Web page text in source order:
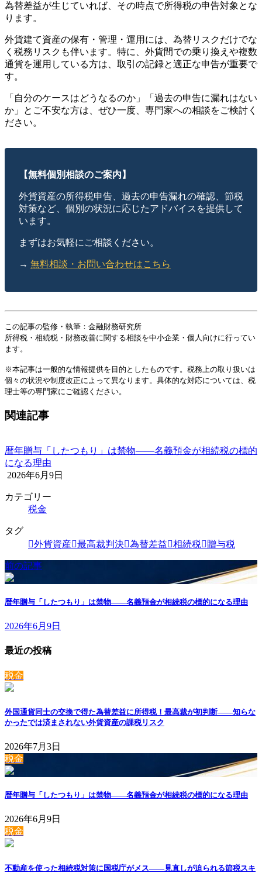
為替差益が生じていれば、その時点で所得税の申告対象とな
ります。
外貨建て資産の保有・管理・運用には、為替リスクだけでな
く税務リスクも伴います。特に、外貨間での乗り換えや複数
通貨を運用している方は、取引の記録と適正な申告が重要で
す。
「自分のケースはどうなるのか」「過去の申告に漏れはない
か」とご不安な方は、ぜひ一度、専門家への相談をご検討く
ださい。
【無料個別相談のご案内】
外貨資産の所得税申告、過去の申告漏れの確認、節税
対策など、個別の状況に応じたアドバイスを提供して
います。
まずはお気軽にご相談ください。
→ 無料相談・お問い合わせはこちら
この記事の監修・執筆：金融財務研究所
所得税・相続税・財務改善に関する相談を中小企業・個人向けに行ってい
ます。
※本記事は一般的な情報提供を目的としたものです。税務上の取り扱いは
個々の状況や制度改正によって異なります。具体的な対応については、税
理士等の専門家にご確認ください。
関連記事
暦年贈与「したつもり」は禁物——名義預金が相続税の標的
になる理由
2026年6月9日
カテゴリー
税金
タグ
外貨資産 最高裁判決 為替差益 相続税 贈与税
前の記事
暦年贈与「したつもり」は禁物——名義預金が相続税の標的になる理由
2026年6月9日
最近の投稿
税金
外国通貨同士の交換で得た為替差益に所得税！最高裁が初判断——知らな
かったでは済まされない外貨資産の課税リスク
2026年7月3日
税金
暦年贈与「したつもり」は禁物——名義預金が相続税の標的になる理由
2026年6月9日
税金
不動産を使った相続税対策に国税庁がメス——見直しが迫られる節税スキ